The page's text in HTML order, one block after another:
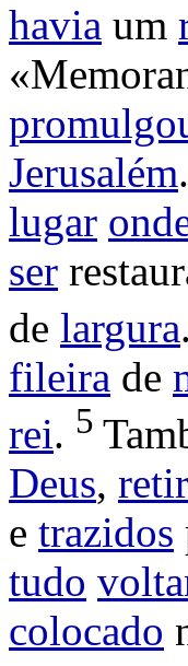
havia um
«
Jerusalém
lugar
ser
de largura.
fileira de
rei. 5
Deus,
e trazidos
tudo
colocado